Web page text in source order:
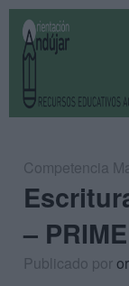
Competencia
–
Publicado por